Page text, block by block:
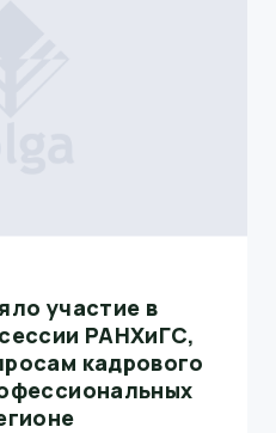
участие в
РАНХиГС,
кадрового